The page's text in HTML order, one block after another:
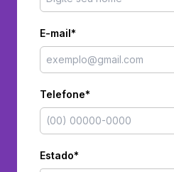
E-mail*
Telefone*
Estado*